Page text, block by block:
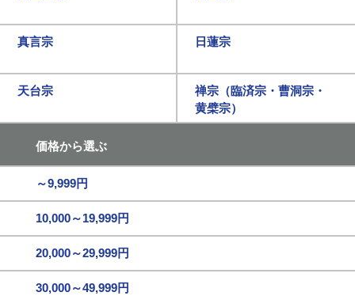
真言宗 日蓮宗
天台宗
禅宗（臨済宗・曹洞宗・
黄檗宗）
価格から選ぶ
～9,999円
10,000～19,999円
20,000～29,999円
30,000～49,999円